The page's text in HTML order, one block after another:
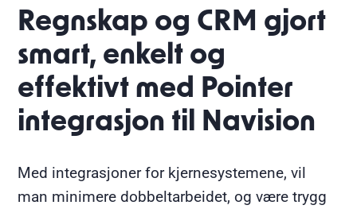
Regnskap og CRM gjort
smart, enkelt og
effektivt med Pointer
integrasjon til Navision
Med integrasjoner for kjernesystemene, vil
man minimere dobbeltarbeidet, og være trygg